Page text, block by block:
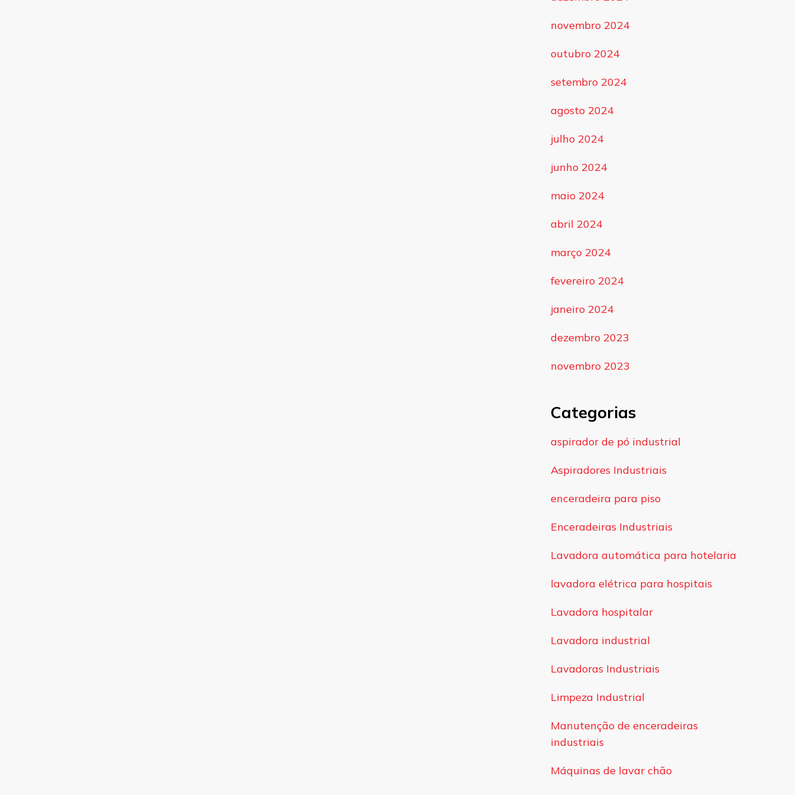
novembro 2024
outubro 2024
setembro 2024
agosto 2024
julho 2024
junho 2024
maio 2024
abril 2024
março 2024
fevereiro 2024
janeiro 2024
dezembro 2023
novembro 2023
Categorias
aspirador de pó industrial
Aspiradores Industriais
enceradeira para piso
Enceradeiras Industriais
Lavadora automática para hotelaria
lavadora elétrica para hospitais
Lavadora hospitalar
Lavadora industrial
Lavadoras Industriais
Limpeza Industrial
Manutenção de enceradeiras
industriais
Máquinas de lavar chão